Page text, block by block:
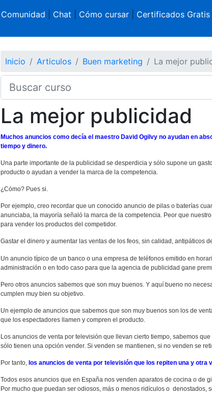
Comunidad Chat Cómo cursar| Certificados Gratis|
Inicio Articulos Buen marketing La mejor
La mejor publicidad
Muchos anuncios como decía el maestro David Ogilvy no ayudan en
tiempo y dinero.
Una parte importante de la publicidad se desperdicia y sólo supone un
producto o ayudan a vender la marca de la competencia.
¿Cómo? Pues si.
Por ejemplo, creo recordar que un conocido anuncio de pilas o baterías
anunciaba, la mayoría señaló la marca de la competencia. Peor que
para vender los productos del competidor.
Gastar el dinero y aumentar las ventas de los feos, sin calidad, antipáticos
Un anuncio típico de un banco o una empresa de teléfonos emitido en
administración o en todo caso para que la agencia de publicidad gane
Pero otros anuncios sabemos que son muy buenos. Y aquí bueno no
cumplen muy bien su objetivo.
Un ejemplo de anuncios que sabemos que son muy buenos son los de
que los espectadores llamen y compren el producto.
Los anuncios de venta por televisión que llevan cierto tiempo, sabemos
sólo tienen una opción vender. Si venden se mantienen, si no venden se
Por tanto, los anuncios de venta por televisión que los repiten una y otra
Todos esos anuncios que en España nos venden aparatos de cocina o de
Por mucho que puedan ser odiosos, más o menos ridículos o denostados,